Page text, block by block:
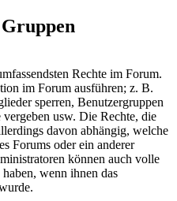
Rechte im Forum.
im Forum ausführen; z. B.
sperren, Benutzergruppen
usw. Die Rechte, die
davon abhängig, welche
Forums oder ein anderer
können auch volle
wenn ihnen das